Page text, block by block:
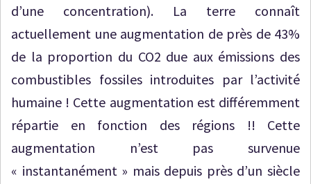
d’une concentration). La terre connaît
actuellement une augmentation de près de 43%
de la proportion du CO2 due aux émissions des
combustibles fossiles introduites par l’activité
humaine ! Cette augmentation est différemment
répartie en fonction des régions !! Cette
augmentation n’est pas survenue
« instantanément » mais depuis près d’un siècle